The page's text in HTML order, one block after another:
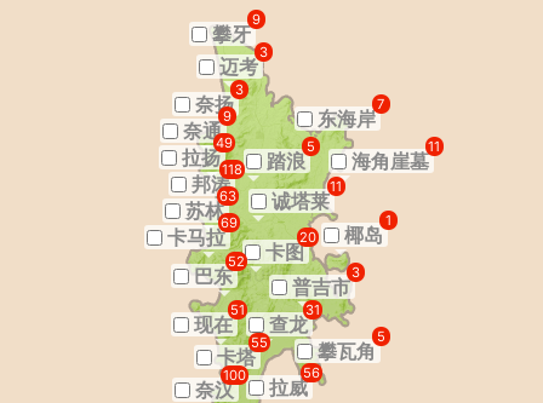
攀牙
9
迈考
3
奈扬
3
东海岸
7
奈通
9
拉扬
49
踏浪
5
邦涛
118 海角崖墓
11
诚塔莱
11
苏林
63
卡马拉
69 椰岛
1
卡图
20
巴东
52
普吉市
3
查龙
31
现在
51
攀瓦角
5
卡塔
55
拉威
56
奈汉
100